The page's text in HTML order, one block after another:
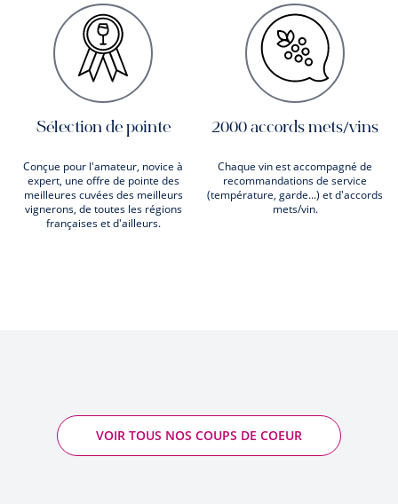
Sélection de pointe
Conçue pour l'amateur, novice à
expert, une offre de pointe des
meilleures cuvées des meilleurs
vignerons, de toutes les régions
françaises et d'ailleurs.
2000 accords mets/vins
Chaque vin est accompagné de
recommandations de service
(température, garde...) et d'accords
mets/vin.
VOIR TOUS NOS COUPS DE COEUR